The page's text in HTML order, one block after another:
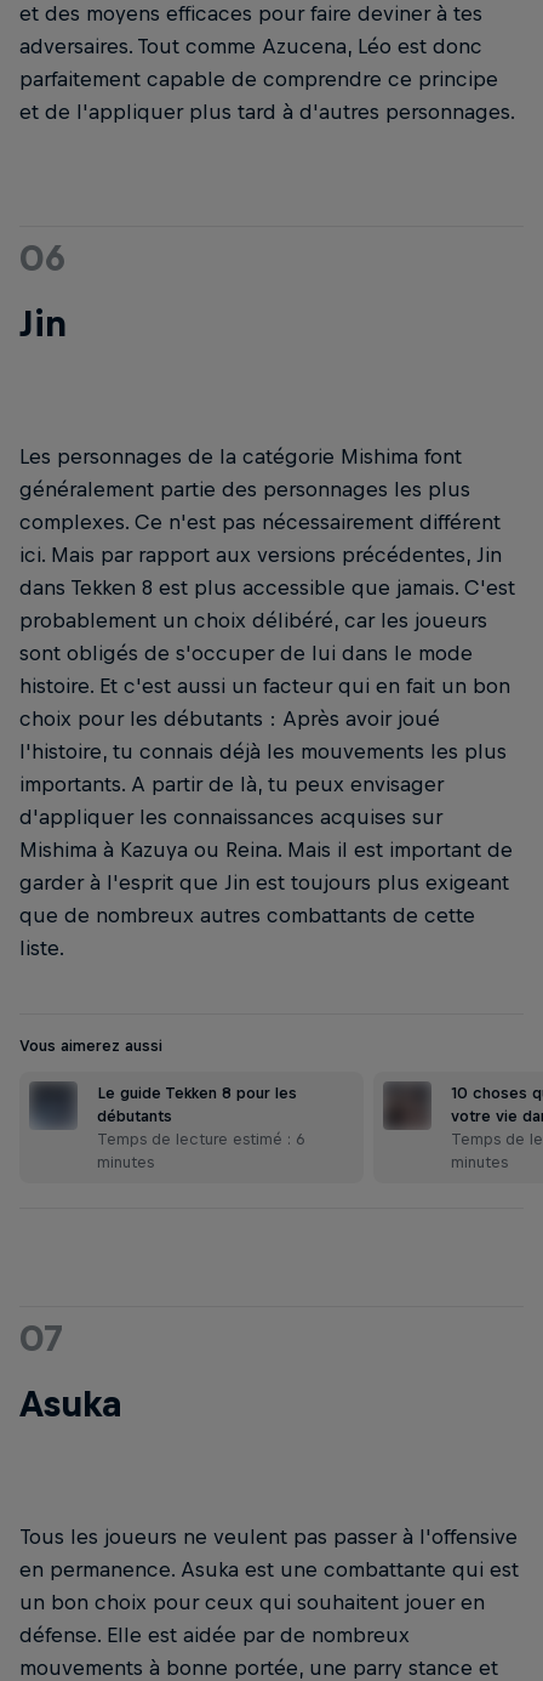
et des moyens efficaces pour faire deviner à tes
adversaires. Tout comme Azucena, Léo est donc
parfaitement capable de comprendre ce principe
et de l'appliquer plus tard à d'autres personnages.
06
Jin
Les personnages de la catégorie Mishima font
généralement partie des personnages les plus
complexes. Ce n'est pas nécessairement différent
ici. Mais par rapport aux versions précédentes, Jin
dans Tekken 8 est plus accessible que jamais. C'est
probablement un choix délibéré, car les joueurs
sont obligés de s'occuper de lui dans le mode
histoire. Et c'est aussi un facteur qui en fait un bon
choix pour les débutants : Après avoir joué
l'histoire, tu connais déjà les mouvements les plus
importants. A partir de là, tu peux envisager
d'appliquer les connaissances acquises sur
Mishima à Kazuya ou Reina. Mais il est important de
garder à l'esprit que Jin est toujours plus exigeant
que de nombreux autres combattants de cette
liste.
Vous aimerez aussi
Le guide Tekken 8 pour les
débutants
Temps de lecture estimé : 6
minutes
10 choses
votre vie
Temps de
minutes
07
Asuka
Tous les joueurs ne veulent pas passer à l'offensive
en permanence. Asuka est une combattante qui est
un bon choix pour ceux qui souhaitent jouer en
défense. Elle est aidée par de nombreux
mouvements à bonne portée, une parry stance et